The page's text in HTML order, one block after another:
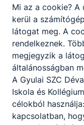
végez
szociális
irányítása
szükség
személy
Mi az a cookie?
kerül a
látogat meg. A
rendelkeznek.
megjegyzik a
általánosságban
A Gyulai SZC
Iskola és
célokból
kapcsolatban,